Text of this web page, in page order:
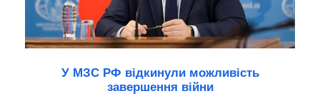
У МЗС РФ відкинули можливість
завершення війни